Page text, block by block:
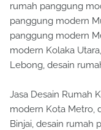
rumah panggung
panggung modern
panggung modern
modern Kolaka
Lebong, desain
Jasa Desain Rumah
modern Kota Metro,
Binjai, desain rumah